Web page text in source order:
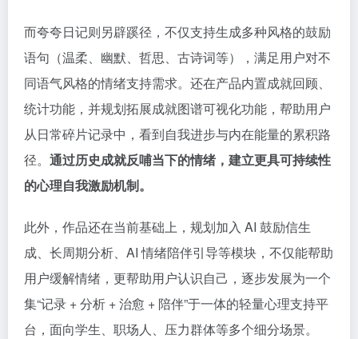
而夸夸日记则另辟蹊径，不仅支持生成多种风格的鼓励
语句（温柔、幽默、哲思、古诗词等），满足用户对不
同语气风格的情绪支持需求。还在产品内置成就回顾、
统计功能，并规划拓展成就图谱可视化功能，帮助用户
从日常碎片记录中，看到自我进步与内在能量的累积路
径。 通过历史成就反哺当下的情绪，建立更具可持续性
的心理自我激励机制。
此外，作品还在当前基础上，规划加入 AI 鼓励信生
成、长周期分析、AI 情绪陪伴引导等模块，不仅能帮助
用户缓解情绪，更帮助用户认识自己，逐步发展为一个
集“记录 + 分析 + 治愈 + 陪伴”于一体的轻量心理支持平
台，面向学生、职场人、压力群体等多个细分场景。